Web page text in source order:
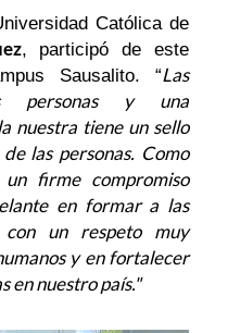
Católica de
, participó de este
Sausalito. “Las
personas y una
nuestra tiene un sello
las personas. Como
firme compromiso
en formar a las
con un respeto muy
y en fortalecer
en nuestro país."